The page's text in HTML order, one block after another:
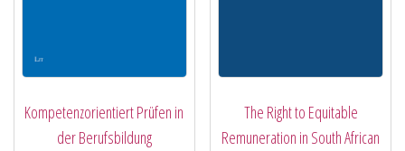
Kompetenzorientiert Prüfen in
der Berufsbildung
The Right to Equitable
Remuneration in South African